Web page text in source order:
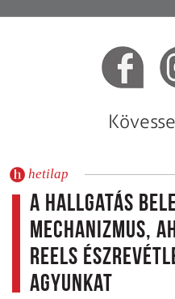
hetilap
A hallgatás
mechanizmus,
Reels
agyunkat